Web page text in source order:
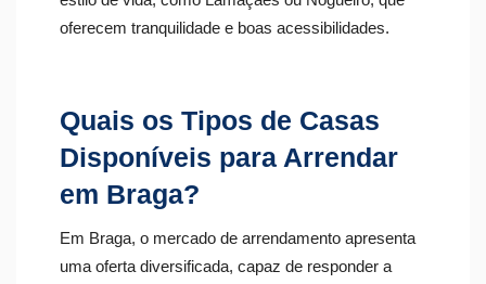
oferecem tranquilidade e boas acessibilidades.
Quais os Tipos de Casas
Disponíveis para Arrendar
em Braga?
Em Braga, o mercado de arrendamento apresenta
uma oferta diversificada, capaz de responder a